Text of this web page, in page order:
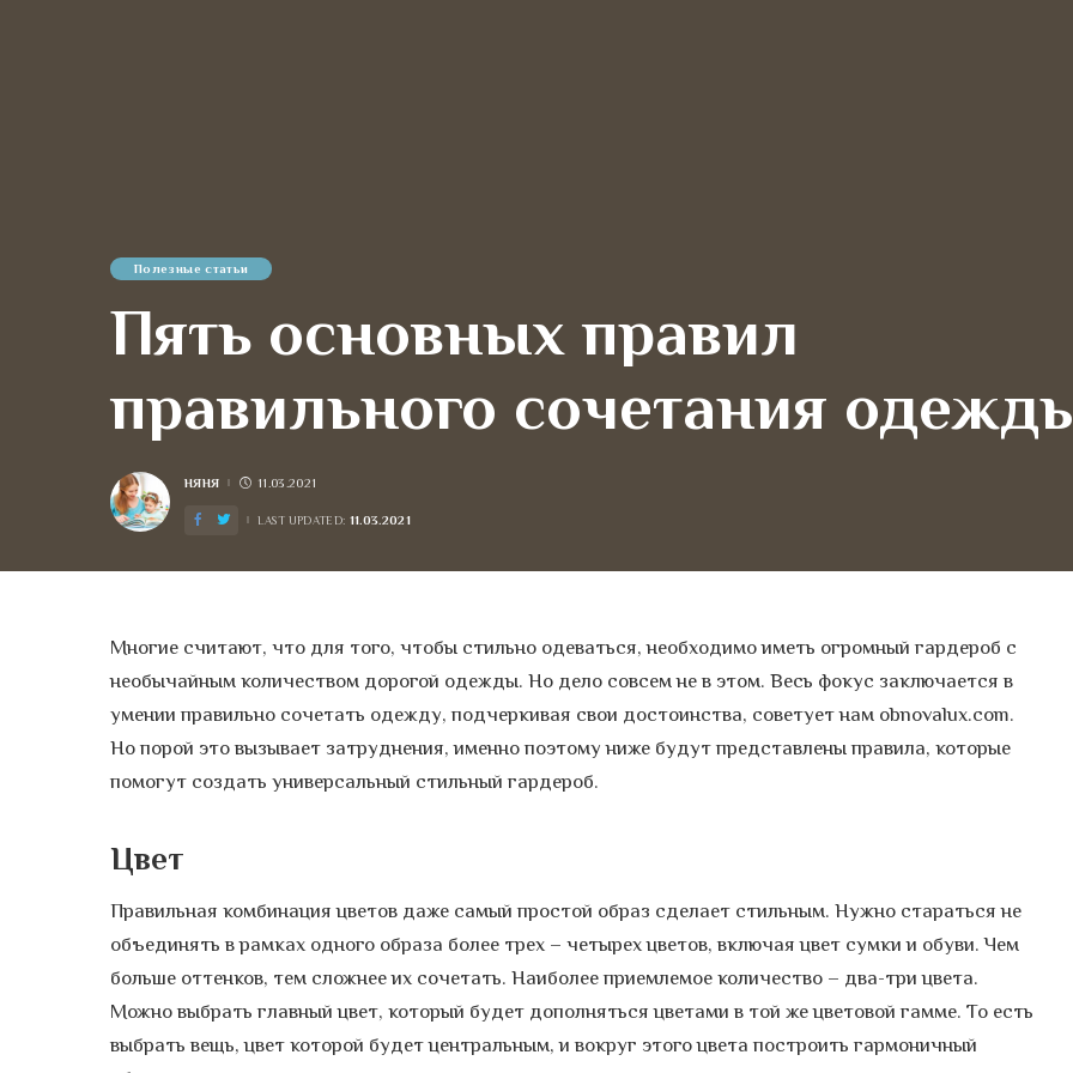
Полезные статьи
Пять основных правил
правильного сочетания
POSTED
НЯНЯ 11.03.2021
LAST UPDATED: 11.03.2021
Многие считают, что для того, чтобы стильно одеваться, необходимо иметь огромный гардероб с
необычайным количеством дорогой одежды. Но дело совсем не в этом. Весь фокус заключается в
умении правильно сочетать одежду, подчеркивая свои достоинства, советует нам obnovalux.com.
Но порой это вызывает затруднения, именно поэтому ниже будут представлены правила, которые
помогут создать универсальный стильный гардероб.
Цвет
Правильная комбинация цветов даже самый простой образ сделает стильным. Нужно стараться не
объединять в рамках одного образа более трех – четырех цветов, включая цвет сумки и обуви. Чем
больше оттенков, тем сложнее их сочетать. Наиболее приемлемое количество – два-три цвета.
Можно выбрать главный цвет, который будет дополняться цветами в той же цветовой гамме. То есть
выбрать вещь, цвет которой будет центральным, и вокруг этого цвета построить гармоничный